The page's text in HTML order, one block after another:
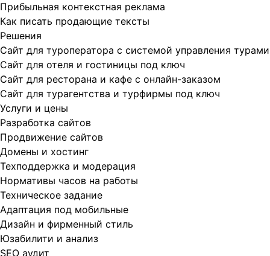
Прибыльная контекстная реклама
Как писать продающие тексты
Решения
Сайт для туроператора с системой управления турами
Сайт для отеля и гостиницы под ключ
Сайт для ресторана и кафе с онлайн-заказом
Сайт для турагентства и турфирмы под ключ
Услуги и цены
Разработка сайтов
Продвижение сайтов
Домены и хостинг
Техподдержка и модерация
Нормативы часов на работы
Техническое задание
Адаптация под мобильные
Дизайн и фирменный стиль
Юзабилити и анализ
SEO аудит